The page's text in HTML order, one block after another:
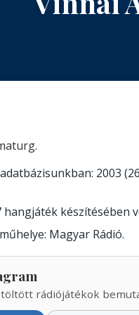
2003
hangjáték készítésében
Magyar Rádió.
rádiójátékok